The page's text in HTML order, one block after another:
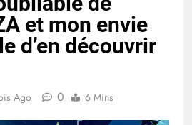
et mon envie
d’en découvrir
Ago 0 6 Mins